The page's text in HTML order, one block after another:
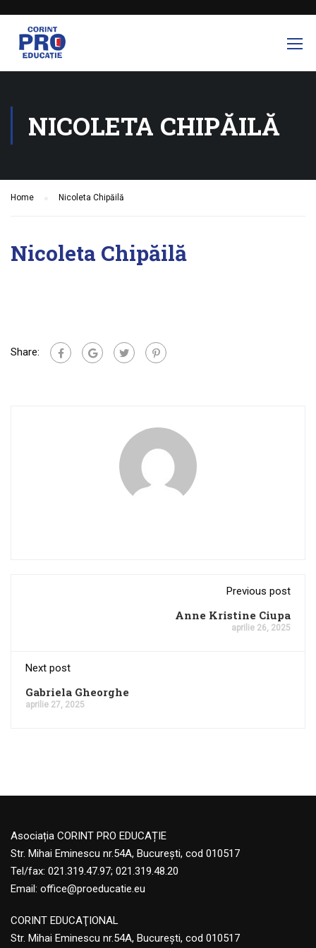
NICOLETA CHIPĂILĂ
Home Nicoleta Chipăilă
Nicoleta Chipăilă
Share:
Previous post
Anne Kristine Ciupa
aprilie 26, 2025
Next post
Gabriela Gheorghe
aprilie 27, 2025
Asociația CORINT PRO EDUCAȚIE
Str. Mihai Eminescu nr.54A, București, cod 010517
Tel/fax: 021.319.47.97; 021.319.48.20
Email: office@proeducatie.eu
CORINT EDUCAŢIONAL
Str. Mihai Eminescu nr.54A, Bucureşti, cod 010517